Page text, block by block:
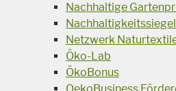
Nachhaltige
Nachhaltigkeitssiegel
Netzwerk
Öko-Lab
ÖkoBonus